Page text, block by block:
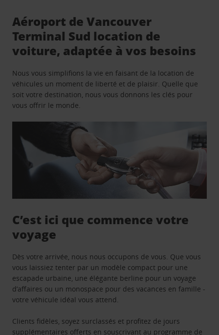
Aéroport de Vancouver
Terminal Sud location de
voiture, adaptée à vos besoins
Nous vous simplifions la vie en faisant de la location de
véhicules un moment de liberté et de plaisir. Quelle que
soit votre destination, nous vous donnons les clés pour
vous offrir le monde.
C’est ici que commence votre
voyage
Dès votre arrivée, nous nous occupons de vous. Que vous
vous laissiez tenter par un modèle compact pour une
escapade urbaine, une élégante berline pour un voyage
d’affaires ou un monospace pour des vacances en famille -
votre véhicule idéal vous attend.
Clients fidèles, soyez surclassés et profitez de jours
supplémentaires offerts en souscrivant au programme de